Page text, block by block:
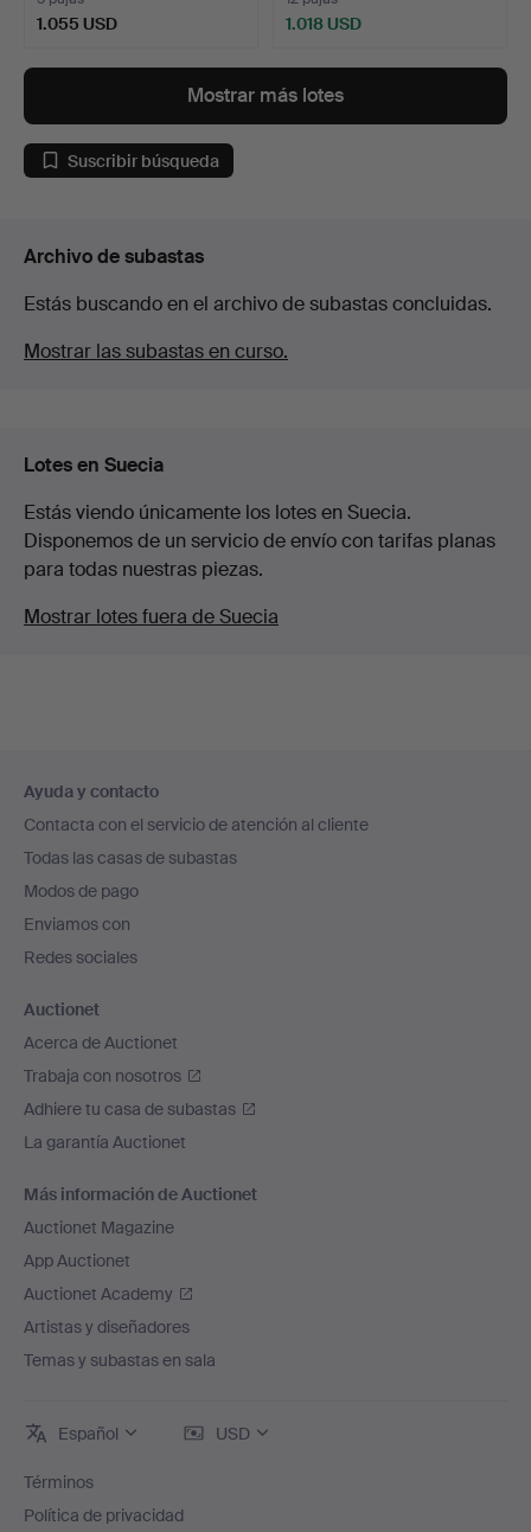
1.055 USD
seleccionado
1.018 USD
Mostrar más lotes
Suscribir búsqueda
Archivo de subastas
Estás buscando en el archivo de subastas concluidas.
Mostrar las subastas en curso.
Lotes en Suecia
Estás viendo únicamente los lotes en Suecia.
Disponemos de un servicio de envío con tarifas planas
para todas nuestras piezas.
Mostrar lotes fuera de Suecia
en
el
pie
de
página
Ayuda y contacto
Contacta con el servicio de atención al cliente
Todas las casas de subastas
Modos de pago
Enviamos con
Redes sociales
Auctionet
Acerca de Auctionet
Trabaja con nosotros
Adhiere tu casa de subastas
La garantía Auctionet
Más información de Auctionet
Auctionet Magazine
App Auctionet
Auctionet Academy
Artistas y diseñadores
Temas y subastas en sala
Español USD
Términos
Política de privacidad